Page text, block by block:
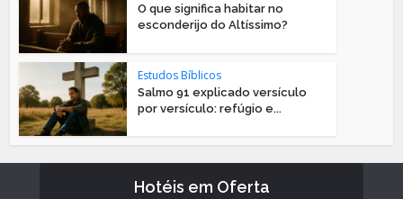
O que significa habitar no
esconderijo do Altíssimo?
Estudos Bíblicos
Salmo 91 explicado versículo
por versículo: refúgio e...
Hotéis em Oferta